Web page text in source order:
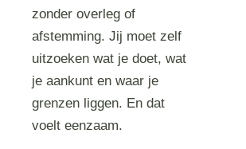
zonder overleg of
afstemming. Jij moet zelf
uitzoeken wat je doet, wat
je aankunt en waar je
grenzen liggen. En dat
voelt eenzaam.